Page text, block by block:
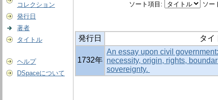
コレクション
発行日
著者
タイトル
ヘルプ
DSpaceについて
ソート項目: ソー
発行日 タイ
1732年
An essay upon civil
necessity, origin, rights,
sovereignty.